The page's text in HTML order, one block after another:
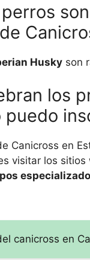
Husky son
los
puedo
Canicross en
visitar los
canicross en